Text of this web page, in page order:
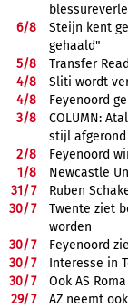
6/8
Steijn kent
gehaald"
5/8
Transfer
4/8
Sliti wordt
4/8
Feyenoord
3/8
COLUMN:
stijl afgerond
2/8
Feyenoord
1/8
Newcastle
31/7
Ruben
30/7
Twente ziet
worden
30/7
Feyenoord
30/7
Interesse in
30/7
Ook AS
29/7
AZ neemt